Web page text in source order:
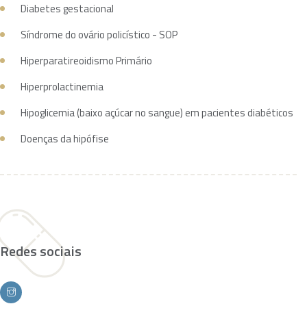
Diabetes gestacional
Síndrome do ovário policístico - SOP
Hiperparatireoidismo Primário
Hiperprolactinemia
Hipoglicemia (baixo açúcar no sangue) em pacientes diabéticos
Doenças da hipófise
Redes sociais